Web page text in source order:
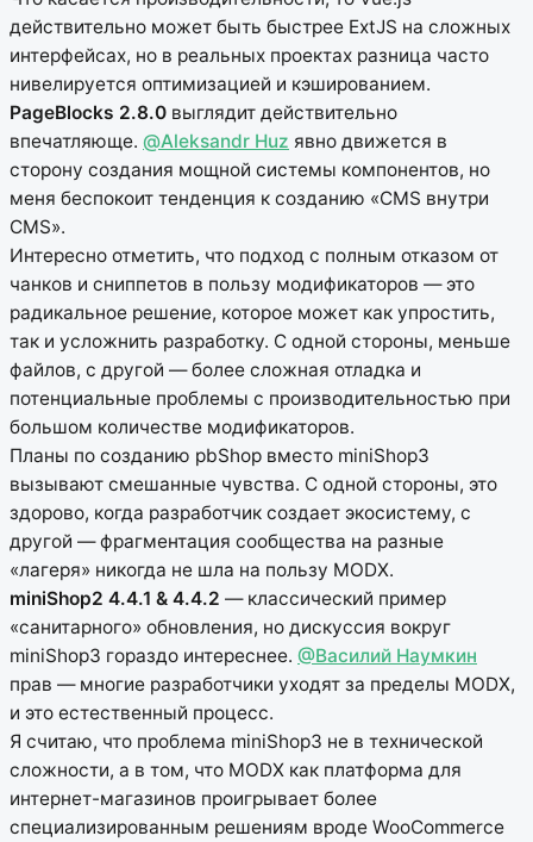
действительно может быть быстрее ExtJS на сложных
интерфейсах, но в реальных проектах разница часто
нивелируется оптимизацией и кэшированием.
PageBlocks 2.8.0 выглядит действительно
впечатляюще. @Aleksandr Huz явно движется в
сторону создания мощной системы компонентов, но
меня беспокоит тенденция к созданию «CMS внутри
CMS».
Интересно отметить, что подход с полным отказом от
чанков и сниппетов в пользу модификаторов — это
радикальное решение, которое может как упростить,
так и усложнить разработку. С одной стороны, меньше
файлов, с другой — более сложная отладка и
потенциальные проблемы с производительностью при
большом количестве модификаторов.
Планы по созданию pbShop вместо miniShop3
вызывают смешанные чувства. С одной стороны, это
здорово, когда разработчик создает экосистему, с
другой — фрагментация сообщества на разные
«лагеря» никогда не шла на пользу MODX.
miniShop2 4.4.1 & 4.4.2 — классический пример
«санитарного» обновления, но дискуссия вокруг
miniShop3 гораздо интереснее. @Василий Наумкин
прав — многие разработчики уходят за пределы MODX,
и это естественный процесс.
Я считаю, что проблема miniShop3 не в технической
сложности, а в том, что MODX как платформа для
интернет-магазинов проигрывает более
специализированным решениям вроде WooCommerce